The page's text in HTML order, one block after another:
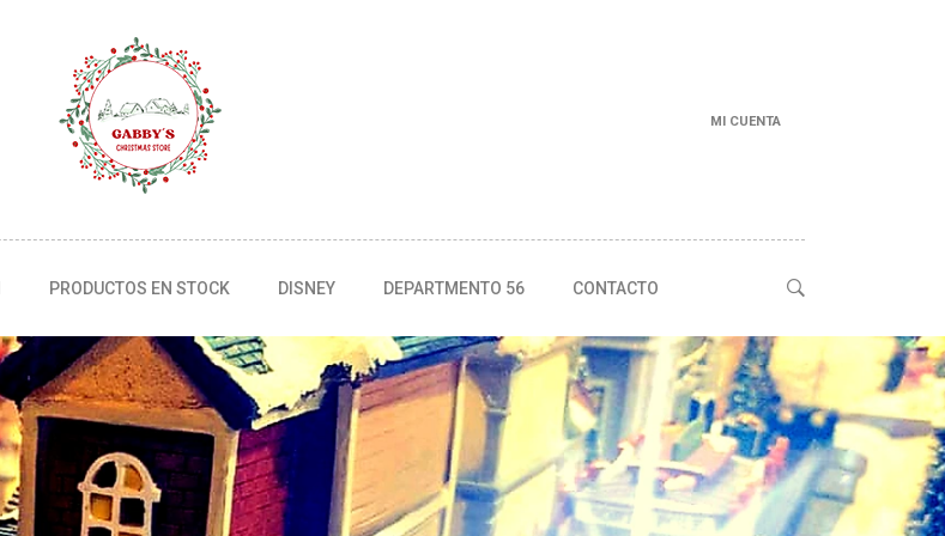
MI CUENTA
PRODUCTOS EN STOCK DISNEY DEPARTMENTO 56 CONTACTO